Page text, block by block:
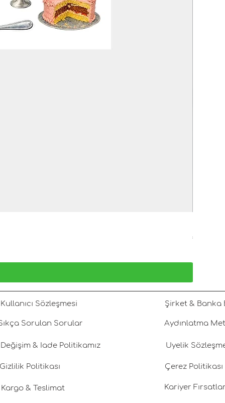
Fiyat
₺2.800,00
Kullanıcı Sözleşmesi
Sorulan Sorular
Değişim & İade Politikamız
Politikası
Kargo & Teslimat
Şirket & Banka
Aydınlatma
Üyelik
Çerez Politikası
Kariyer